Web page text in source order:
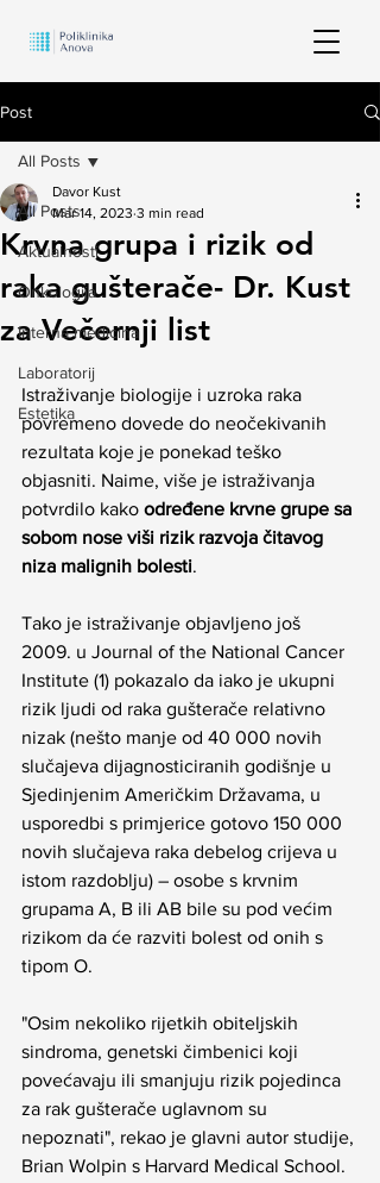
Post
All Posts
Aktualnosti
Onkologija
Interna medicina
Laboratorij
Estetika
All Posts
Krvna grupa i rizik od
raka gušterače- Dr. Kust
za Večernji list
Davor Kust
Mar 14, 2023 3 min read
Istraživanje biologije i uzroka raka
povremeno dovede do neočekivanih
rezultata koje je ponekad teško
objasniti. Naime, više je istraživanja
potvrdilo kako određene krvne grupe sa
sobom nose viši rizik razvoja čitavog
niza malignih bolesti.
Tako je istraživanje objavljeno još
2009. u Journal of the National Cancer
Institute (1) pokazalo da iako je ukupni
rizik ljudi od raka gušterače relativno
nizak (nešto manje od 40 000 novih
slučajeva dijagnosticiranih godišnje u
Sjedinjenim Američkim Državama, u
usporedbi s primjerice gotovo 150 000
novih slučajeva raka debelog crijeva u
istom razdoblju) – osobe s krvnim
grupama A, B ili AB bile su pod većim
rizikom da će razviti bolest od onih s
tipom O.
"Osim nekoliko rijetkih obiteljskih
sindroma, genetski čimbenici koji
povećavaju ili smanjuju rizik pojedinca
za rak gušterače uglavnom su
nepoznati", rekao je glavni autor studije,
Brian Wolpin s Harvard Medical School.